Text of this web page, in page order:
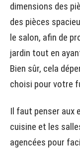
dimensions des
des pièces
le salon, afin de
jardin tout en
Bien sûr, cela
choisi pour votre
Il faut penser aux
cuisine et les
agencées pour